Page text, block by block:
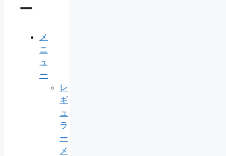
ー
メ
ニ
ュ
ー
レ
ギ
ュ
ラ
ー
メ